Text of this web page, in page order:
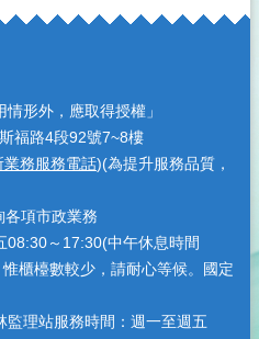
情形外，應取得授權」
福路4段92號7~8樓
業務服務電話)(為提升服務品質，
項市政業務
08:30～17:30(中午休息時間
櫃檯數較少，請耐心等候。國定
理站服務時間：週一至週五